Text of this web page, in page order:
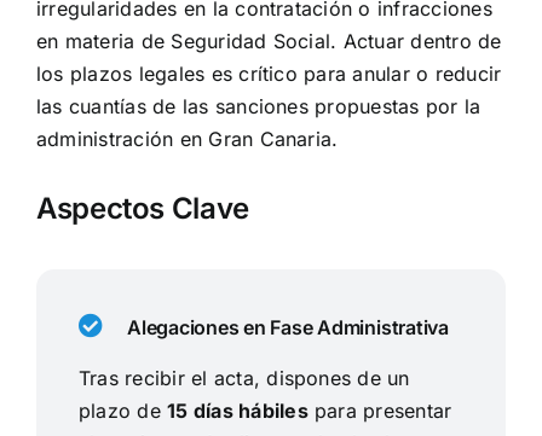
irregularidades en la contratación o infracciones
en materia de Seguridad Social. Actuar dentro de
los plazos legales es crítico para anular o reducir
las cuantías de las sanciones propuestas por la
administración en Gran Canaria.
Aspectos Clave
Alegaciones en Fase Administrativa
Tras recibir el acta, dispones de un
plazo de15 días hábilespara presentar